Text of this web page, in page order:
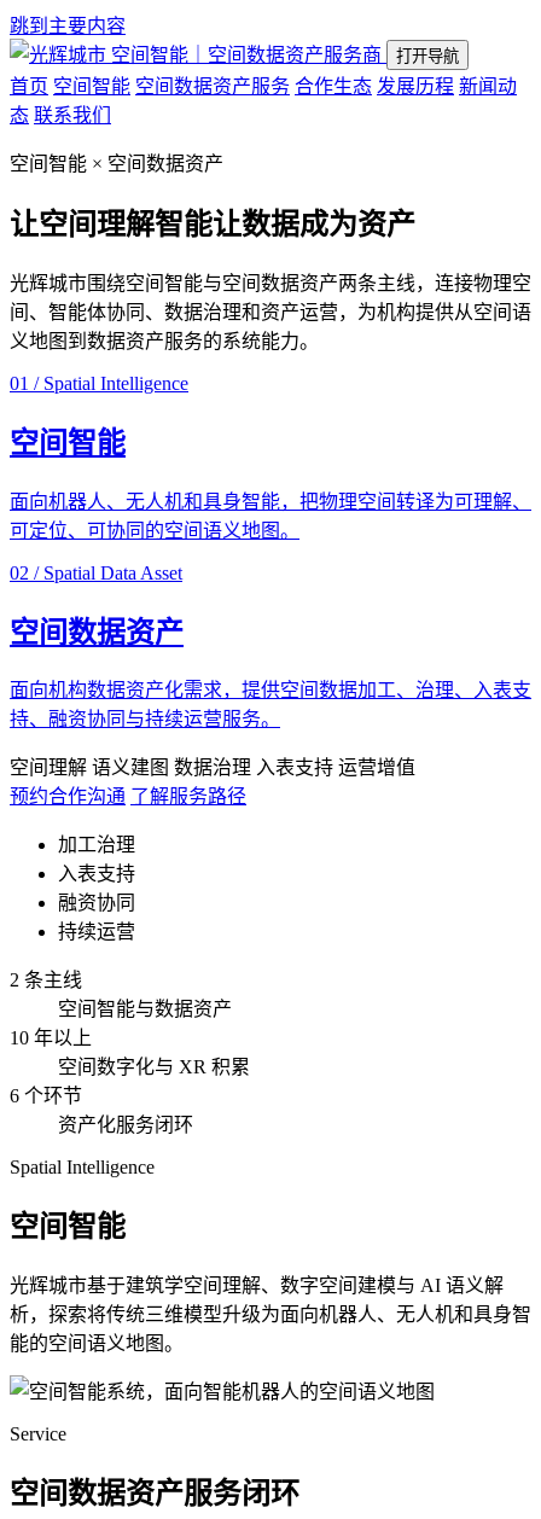
跳到主要内容
空间智能｜空间数据资产服务商
打开导航
首页 空间智能 空间数据资产服务 合作生态 发展历程 新闻动
态 联系我们
空间智能 × 空间数据资产
让空间理解智能让数据成为资产
光辉城市围绕空间智能与空间数据资产两条主线，连接物理空
间、智能体协同、数据治理和资产运营，为机构提供从空间语
义地图到数据资产服务的系统能力。
01 / Spatial Intelligence
空间智能
面向机器人、无人机和具身智能，把物理空间转译为可理解、
可定位、可协同的空间语义地图。
02 / Spatial Data Asset
空间数据资产
面向机构数据资产化需求，提供空间数据加工、治理、入表支
持、融资协同与持续运营服务。
空间理解 语义建图 数据治理 入表支持 运营增值
预约合作沟通 了解服务路径
加工治理
入表支持
融资协同
持续运营
2 条主线
空间智能与数据资产
10 年以上
空间数字化与 XR 积累
6 个环节
资产化服务闭环
Spatial Intelligence
空间智能
光辉城市基于建筑学空间理解、数字空间建模与 AI 语义解
析，探索将传统三维模型升级为面向机器人、无人机和具身智
能的空间语义地图。
Service
空间数据资产服务闭环